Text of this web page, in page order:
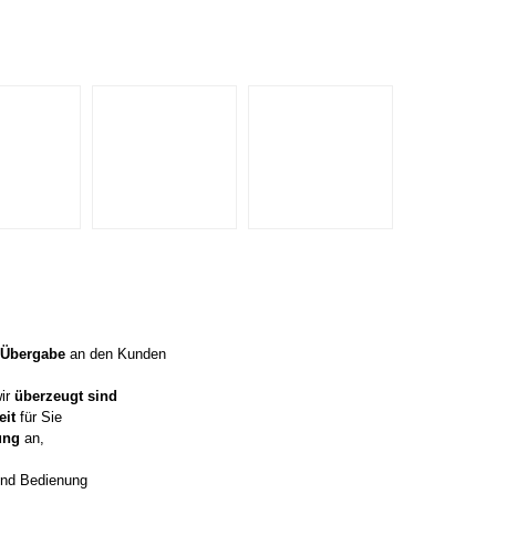
an den Kunden
überzeugt sind
für Sie
an,
Bedienung